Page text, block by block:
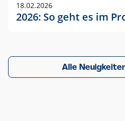
18.02.2026
2026: So geht es im
Alle